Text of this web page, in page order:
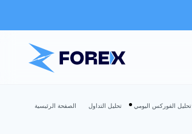
الصفحة الرئيسية تحليل التداول تحليل الفوركس اليومي